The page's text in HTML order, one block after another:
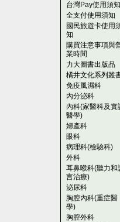
台灣Pay使用須知
全支付使用須知
國民旅遊卡使用
知
購買注意事項與
業時間
力大圖書出版品
橘井文化系列叢
免疫風濕科
內分泌科
內科(家醫科及實
醫學)
婦產科
眼科
病理科(檢驗科)
外科
耳鼻喉科(聽力和
言治療)
泌尿科
胸腔內科(重症醫
學)
胸腔外科